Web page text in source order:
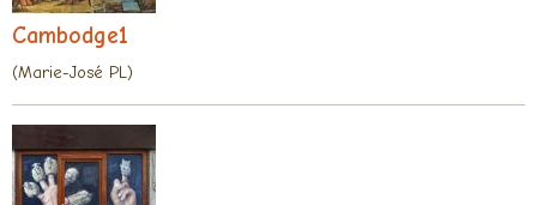
Cambodge1
(Marie-José PL)